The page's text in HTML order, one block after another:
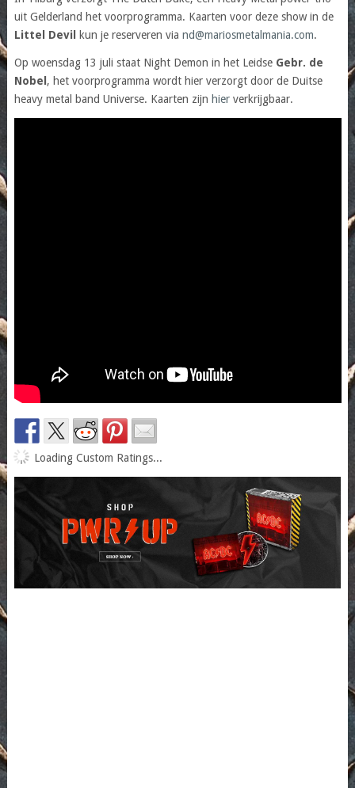
uit Gelderland het voorprogramma. Kaarten voor deze show in de
Littel Devil kun je reserveren via nd@mariosmetalmania.com.
Op woensdag 13 juli staat Night Demon in het Leidse Gebr. de
Nobel, het voorprogramma wordt hier verzorgt door de Duitse
heavy metal band Universe. Kaarten zijn hierverkrijgbaar.
Loading Custom Ratings...